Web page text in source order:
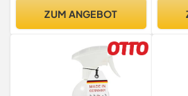
Milbenstopp ohne Chemie
ZUM ANGEBOT